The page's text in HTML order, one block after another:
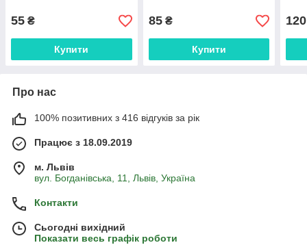
55 ₴
Купити
85₴
Купити
120
Про нас
100% позитивних з 416 відгуків за рік
Працює з 18.09.2019
м. Львів
вул. Богданівська, 11, Львів, Україна
Контакти
Сьогодні вихідний
Показати весь графік роботи